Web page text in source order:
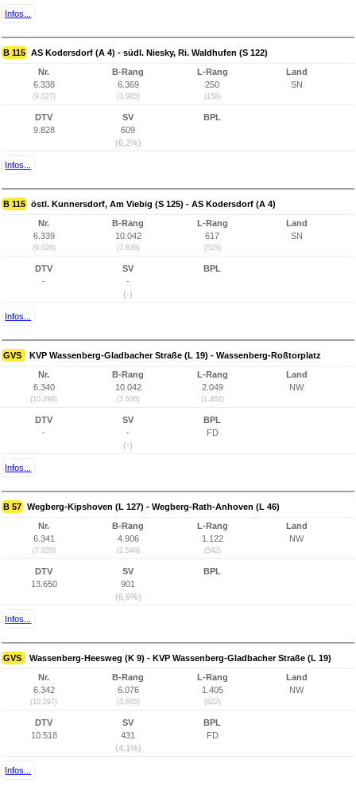
Infos...
B 115 AS Kodersdorf (A 4) - südl. Niesky, Ri. Waldhufen (S 122)
Nr.
6.338
(9.027)
B-Rang
6.369
(3.985)
L-Rang
250
(158)
Land
SN
DTV
9.828
SV
609
(6,2%)
BPL
Infos...
B 115 östl. Kunnersdorf, Am Viebig (S 125) - AS Kodersdorf (A 4)
Nr.
6.339
(9.026)
B-Rang
10.042
(7.638)
L-Rang
617
(525)
Land
SN
DTV
-
SV
-
(-)
BPL
Infos...
GVS KVP Wassenberg-Gladbacher Straße (L 19) - Wassenberg-Roßtorplatz
Nr.
6.340
(10.298)
B-Rang
10.042
(7.638)
L-Rang
2.049
(1.462)
Land
NW
DTV
-
SV
-
(-)
BPL
FD
Infos...
B 57 Wegberg-Kipshoven (L 127) - Wegberg-Rath-Anhoven (L 46)
Nr.
6.341
(7.035)
B-Rang
4.906
(2.546)
L-Rang
1.122
(542)
Land
NW
DTV
13.650
SV
901
(6,6%)
BPL
Infos...
GVS Wassenberg-Heesweg (K 9) - KVP Wassenberg-Gladbacher Straße (L 19)
Nr.
6.342
(10.297)
B-Rang
6.076
(3.695)
L-Rang
1.405
(822)
Land
NW
DTV
10.518
SV
431
(4,1%)
BPL
FD
Infos...